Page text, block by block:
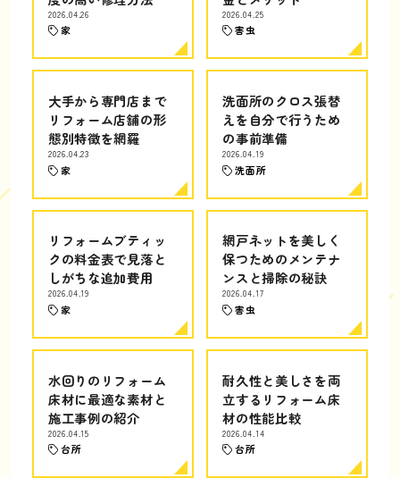
2026.04.26
家
2026.04.25
害虫
大手から専門店まで
リフォーム店舗の形
態別特徴を網羅
2026.04.23
家
洗面所のクロス張替
えを自分で行うため
の事前準備
2026.04.19
洗面所
リフォームブティッ
クの料金表で見落と
しがちな追加費用
2026.04.19
家
網戸ネットを美しく
保つためのメンテナ
ンスと掃除の秘訣
2026.04.17
害虫
水回りのリフォーム
床材に最適な素材と
施工事例の紹介
2026.04.15
台所
耐久性と美しさを両
立するリフォーム床
材の性能比較
2026.04.14
台所